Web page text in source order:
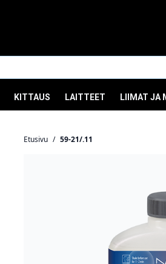
KITTAUS LAITTEET LIIMAT JA
Etusivu / 59-21/.11